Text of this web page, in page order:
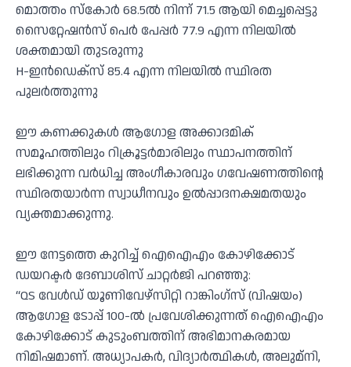
മൊത്തം സ്കോർ 68.5ൽ നിന്ന് 71.5 ആയി മെച്ചപ്പെട്ടു
സൈറ്റേഷൻസ് പെർ പേപ്പർ 77.9 എന്ന നിലയിൽ
ശക്തമായി തുടരുന്നു
H-ഇൻഡെക്സ് 85.4 എന്ന നിലയിൽ സ്ഥിരത
പുലർത്തുന്നു
ഈ കണക്കുകൾ ആഗോള അക്കാദമിക്
സമൂഹത്തിലും റിക്രൂട്ടർമാരിലും സ്ഥാപനത്തിന്
ലഭിക്കുന്ന വർധിച്ച അംഗീകാരവും ഗവേഷണത്തിന്റെ
സ്ഥിരതയാർന്ന സ്വാധീനവും ഉൽപ്പാദനക്ഷമതയും
വ്യക്തമാക്കുന്നു.
ഈ നേട്ടത്തെ കുറിച്ച് ഐഐഎം കോഴിക്കോട്
ഡയറക്ടർ ദേബാശിസ് ചാറ്റർജി പറഞ്ഞു:
“QS വേൾഡ് യൂണിവേഴ്സിറ്റി റാങ്കിംഗ്സ് (വിഷയം)
ആഗോള ടോപ്പ് 100-ൽ പ്രവേശിക്കുന്നത് ഐഐഎം
കോഴിക്കോട് കുടുംബത്തിന് അഭിമാനകരമായ
നിമിഷമാണ്. അധ്യാപകർ, വിദ്യാർത്ഥികൾ, അലുമ്നി,